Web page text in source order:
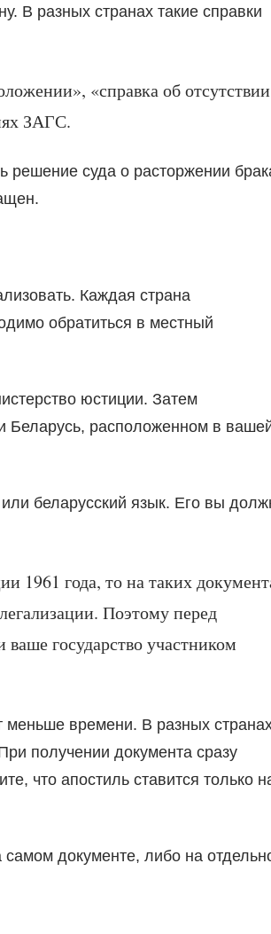
В разных странах такие справки
«справка об отсутствии
ЗАГС.
решение суда о расторжении
Каждая страна
обратиться в местный
юстиции. Затем
Беларусь, расположенном в
или беларусский язык. Его вы
1961 года, то на таких
Поэтому перед
государство участником
меньше времени. В разных
получении документа сразу
что апостиль ставится только
документе, либо на